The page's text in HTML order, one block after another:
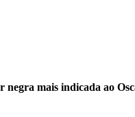
mais indicada ao